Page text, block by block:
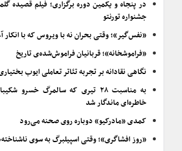
در پنجاه و یکمین دوره برگزاری؛ فیلم
جشنواره تورنتو
«نفس‌گیر»؛ وقتی بحران نه با ویروس که با انکار
«فراموشخانه»؛ قربانیان فراموش‌شده‌ی تاریخ
نگاهی نقادانه بر تجربه تئاتر تعاملی ایوب
به مناسبت ۲۸ تیری که سالمرگ
خاطره‌ای ماندگار شد
کمدی «مادرکیو» دوباره روی صحنه می‌رود
«روز افشاگری»؛ وقتی اسپیلبرگ به سوی